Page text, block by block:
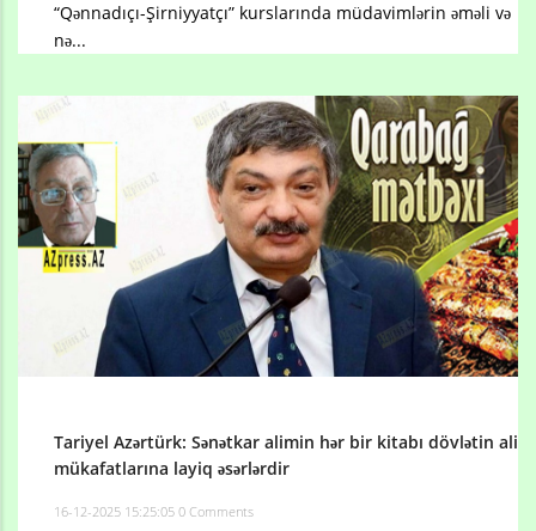
“Qənnadıçı-Şirniyyatçı” kurslarında müdavimlərin əməli və
nə...
Tariyel Azərtürk: Sənətkar alimin hər bir kitabı dövlətin ali
mükafatlarına layiq əsərlərdir
16-12-2025 15:25:05 0 Comments